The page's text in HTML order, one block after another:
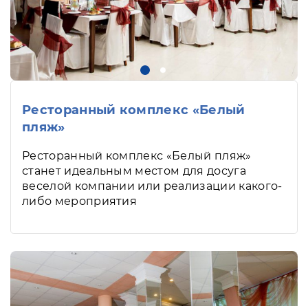
Ресторанный комплекс «Белый
пляж»
Ресторанный комплекс «Белый пляж»
станет идеальным местом для досуга
веселой компании или реализации какого-
либо мероприятия